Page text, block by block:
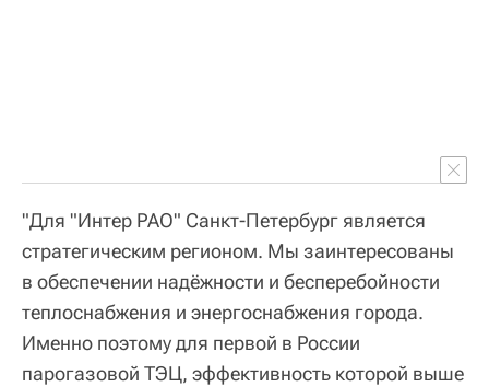
"Для "Интер РАО" Санкт-Петербург является
стратегическим регионом. Мы заинтересованы
в обеспечении надёжности и бесперебойности
теплоснабжения и энергоснабжения города.
Именно поэтому для первой в России
парогазовой ТЭЦ, эффективность которой выше